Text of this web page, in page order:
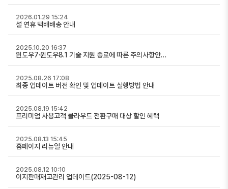
설 연휴 택배배송 안내
2026.01.29 15:24
윈도우7·윈도우8.1 기술 지원 종료에 따른 주의사항안…
2025.10.20 16:37
최종 업데이트 버전 확인 및 업데이트 실행방법 안내
2025.08.26 17:08
프리미엄 사용고객 클라우드 전환구매 대상 할인 혜택
2025.08.19 15:42
홈페이지 리뉴얼 안내
2025.08.13 15:45
이지판매재고관리 업데이트(2025-08-12)
2025.08.12 10:10